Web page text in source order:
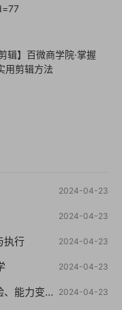
辑】百微商学院·掌握
用剪辑方法
2024-04-23
2024-04-23
2024-04-23
执行
2024-04-23
2024-04-23
力变成钱